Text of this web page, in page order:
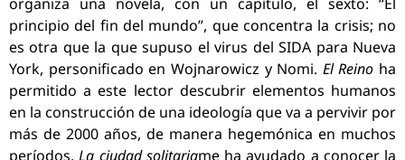
organiza una novela, con un capítulo, el sexto: “El
principio del fin del mundo”, que concentra la crisis; no
es otra que la que supuso el virus del SIDA para Nueva
York, personificado en Wojnarowicz y Nomi. El Reino ha
permitido a este lector descubrir elementos humanos
en la construcción de una ideología que va a pervivir por
más de 2000 años, de manera hegemónica en muchos
períodos.La ciudad solitariame ha ayudado a conocer la